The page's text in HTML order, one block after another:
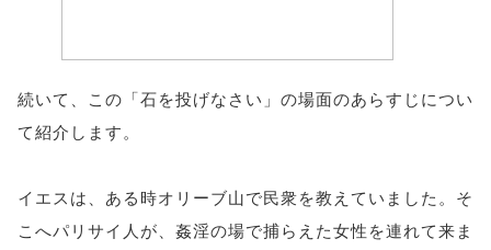
続いて、この「石を投げなさい」の場面のあらすじについ
て紹介します。
イエスは、ある時オリーブ山で民衆を教えていました。そ
こへパリサイ人が、姦淫の場で捕らえた女性を連れて来ま